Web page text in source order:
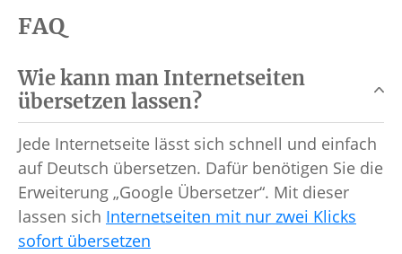
FAQ
Wie kann man Internetseiten
übersetzen lassen?
Jede Internetseite lässt sich schnell und einfach
auf Deutsch übersetzen. Dafür benötigen Sie die
Erweiterung „Google Übersetzer“. Mit dieser
lassen sich Internetseiten mit nur zwei Klicks
sofort übersetzen